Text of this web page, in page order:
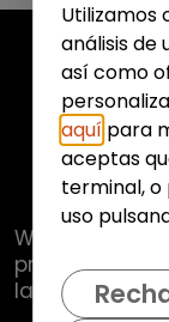
Web de
pretende
laboral de
Utilizamos
análisis de
así como
aquí para
aceptas
terminal, o
uso